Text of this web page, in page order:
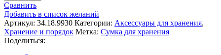
для
хранения
Mälare
арт
34.18.9930
Сравнить
Добавить в список желаний
Артикул: 34.18.9930 Категории: Аксессуары для хранения,
Хранение и порядок Метка: Сумка для хранения
Поделиться: